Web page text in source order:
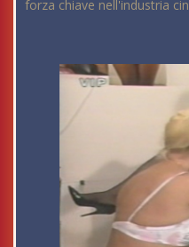
forza chiave nell'industria